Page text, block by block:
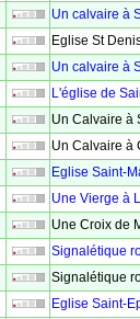
Un calvaire à
Eglise St
Un calvaire à
L'église de
Un Calvaire à
Un Calvaire à
Eglise Saint-
Une Vierge à
Une Croix de
Signalétique
Signalétique
Eglise Saint-